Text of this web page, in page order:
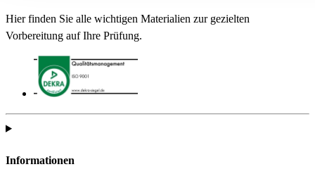
Hier finden Sie alle wichtigen Materialien zur gezielten
Vorbereitung auf Ihre Prüfung.
Informationen